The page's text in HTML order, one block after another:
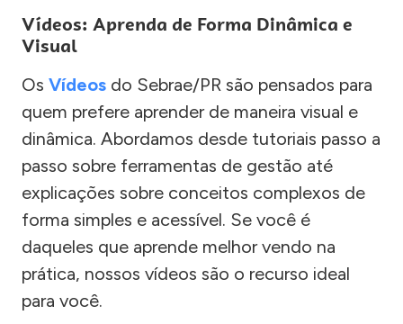
Vídeos: Aprenda de Forma Dinâmica e
Visual
Os Vídeos do Sebrae/PR são pensados para
quem prefere aprender de maneira visual e
dinâmica. Abordamos desde tutoriais passo a
passo sobre ferramentas de gestão até
explicações sobre conceitos complexos de
forma simples e acessível. Se você é
daqueles que aprende melhor vendo na
prática, nossos vídeos são o recurso ideal
para você.